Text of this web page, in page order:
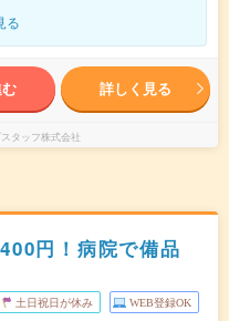
る
詳しく見る
タッフ株式会社
円！病院で備品
土日祝日が休み WEB登録OK